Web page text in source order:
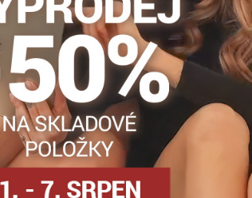
BlueskyPinterestReddit LinkedInWhatsApp
E-
mail